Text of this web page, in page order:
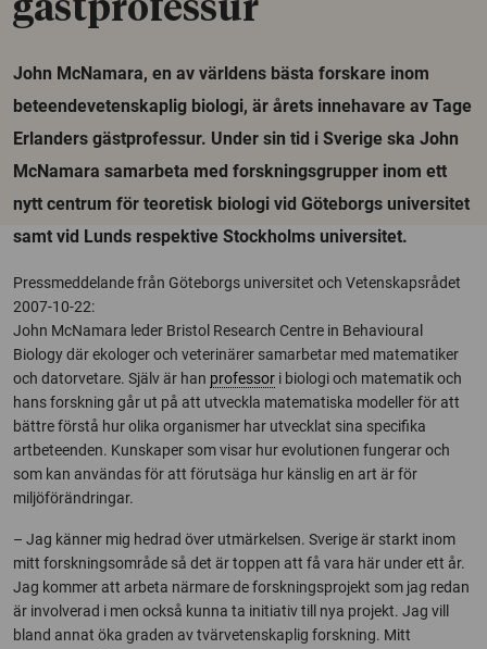
gästprofessur
John McNamara, en av världens bästa forskare inom
beteendevetenskaplig biologi, är årets innehavare av Tage
Erlanders gästprofessur. Under sin tid i Sverige ska John
McNamara samarbeta med forskningsgrupper inom ett
nytt centrum för teoretisk biologi vid Göteborgs universitet
samt vid Lunds respektive Stockholms universitet.
Pressmeddelande från Göteborgs universitet och Vetenskapsrådet
2007-10-22:
John McNamara leder Bristol Research Centre in Behavioural
Biology där ekologer och veterinärer samarbetar med matematiker
och datorvetare. Själv är han professor i biologi och matematik och
hans forskning går ut på att utveckla matematiska modeller för att
bättre förstå hur olika organismer har utvecklat sina specifika
artbeteenden. Kunskaper som visar hur evolutionen fungerar och
som kan användas för att förutsäga hur känslig en art är för
miljöförändringar.
– Jag känner mig hedrad över utmärkelsen. Sverige är starkt inom
mitt forskningsområde så det är toppen att få vara här under ett år.
Jag kommer att arbeta närmare de forskningsprojekt som jag redan
är involverad i men också kunna ta initiativ till nya projekt. Jag vill
bland annat öka graden av tvärvetenskaplig forskning. Mitt